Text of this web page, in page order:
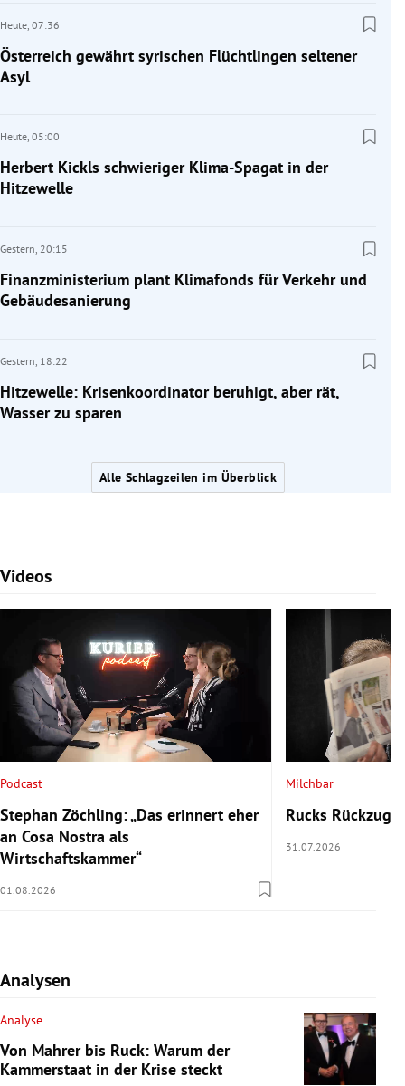
Heute, 07:36
Österreich gewährt syrischen Flüchtlingen seltener
Asyl
Heute, 05:00
Herbert Kickls schwieriger Klima-Spagat in der
Hitzewelle
Gestern, 20:15
Finanzministerium plant Klimafonds für Verkehr und
Gebäudesanierung
Gestern, 18:22
Hitzewelle: Krisenkoordinator beruhigt, aber rät,
Wasser zu sparen
Alle Schlagzeilen im Überblick
Videos
Slide 1 von 7
Podcast
Stephan Zöchling: „Das erinnert eher
an Cosa Nostra als
Wirtschaftskammer“
01.08.2026
Milchbar
Rucks Rückzug
31.07.2026
Analysen
Analyse
Von Mahrer bis Ruck: Warum der
Kammerstaat in der Krise steckt